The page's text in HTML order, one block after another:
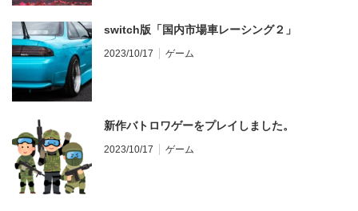
switch版「国内市場車レーシング２」
2023/10/17 ゲーム
新作バトロワゲーをプレイしました。
2023/10/17 ゲーム